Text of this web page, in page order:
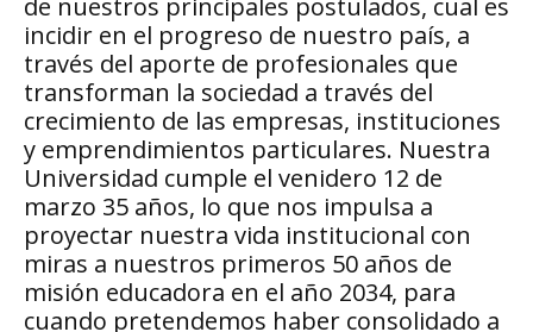
de nuestros principales postulados, cual es
incidir en el progreso de nuestro país, a
través del aporte de profesionales que
transforman la sociedad a través del
crecimiento de las empresas, instituciones
y emprendimientos particulares. Nuestra
Universidad cumple el venidero 12 de
marzo 35 años, lo que nos impulsa a
proyectar nuestra vida institucional con
miras a nuestros primeros 50 años de
misión educadora en el año 2034, para
cuando pretendemos haber consolidado a